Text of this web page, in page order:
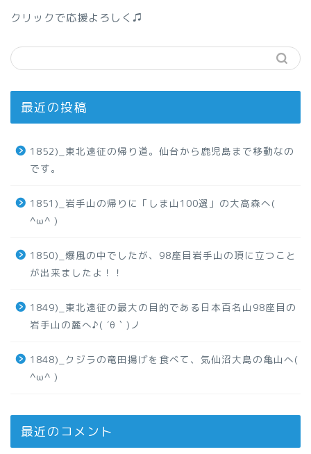
クリックで応援よろしく♫
最近の投稿
1852)_東北遠征の帰り道。仙台から鹿児島まで移動なの
です。
1851)_岩手山の帰りに「しま山100選」の大高森へ(
^ω^ )
1850)_爆風の中でしたが、98座目岩手山の頂に立つこと
が出来ましたよ！！
1849)_東北遠征の最大の目的である日本百名山98座目の
岩手山の麓へ♪( ´θ｀)ノ
1848)_クジラの竜田揚げを食べて、気仙沼大島の亀山へ(
^ω^ )
最近のコメント